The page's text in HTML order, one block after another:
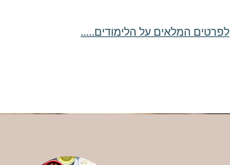
לפרטים המלאים על הלימודים.....